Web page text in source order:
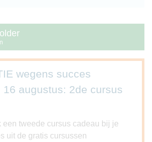
wegens succes
16 augustus: 2de cursus
een tweede cursus cadeau bij je
uit de gratis cursussen